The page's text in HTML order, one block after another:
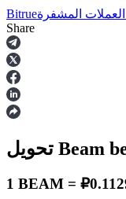
العقود الآجلة
Bitrueالمشفرة
Share
تحويل Beam
1 BEAM =